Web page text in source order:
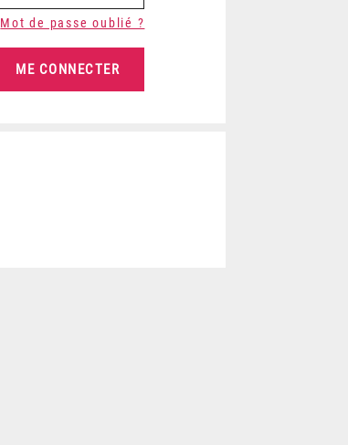
Mot de passe oublié ?